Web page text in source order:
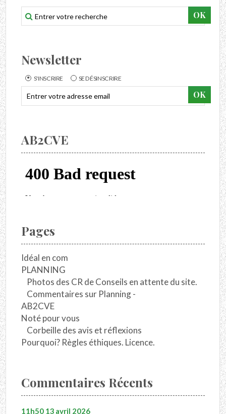
Newsletter
S'INSCRIRE SE DÉSINSCRIRE
AB2CVE
Pages
Idéal en com
PLANNING
Photos des CR de Conseils en attente du site.
Commentaires sur Planning -
AB2CVE
Noté pour vous
Corbeille des avis et réflexions
Pourquoi? Règles éthiques. Licence.
Commentaires Récents
11h50 13 avril 2026